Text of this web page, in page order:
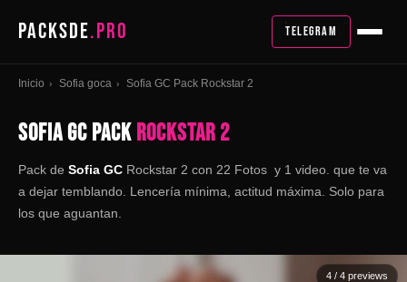
PACKSDE.PRO TELEGRAM
Inicio › Sofia goca › Sofia GC Pack Rockstar 2
SOFIA GC PACKROCKSTAR 2
Pack de Sofia GC Rockstar 2 con 22 Fotos y 1 video. que te va
a dejar temblando. Lencería mínima, actitud máxima. Solo para
los que aguantan.
4 / 4 previews